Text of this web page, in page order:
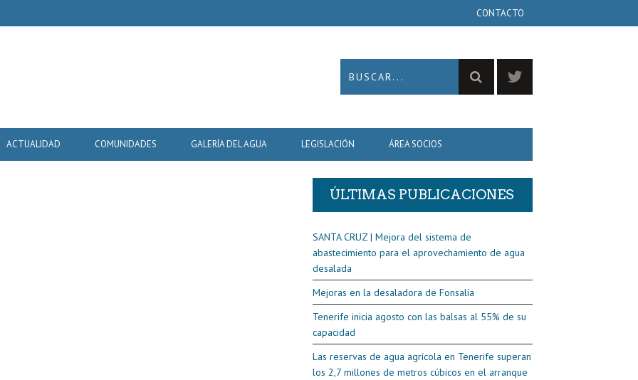
CONTACTO
ACTUALIDAD COMUNIDADES GALERÍA DEL AGUA LEGISLACIÓN ÁREA SOCIOS
ÚLTIMAS PUBLICACIONES
SANTA CRUZ | Mejora del sistema de
abastecimiento para el aprovechamiento de agua
desalada
Mejoras en la desaladora de Fonsalía
Tenerife inicia agosto con las balsas al 55% de su
capacidad
Las reservas de agua agrícola en Tenerife superan
los 2,7 millones de metros cúbicos en el arranque